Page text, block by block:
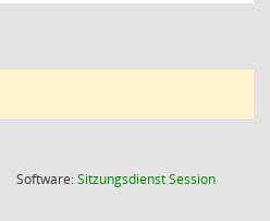
Software:SitzungsdienstSession(Wird in